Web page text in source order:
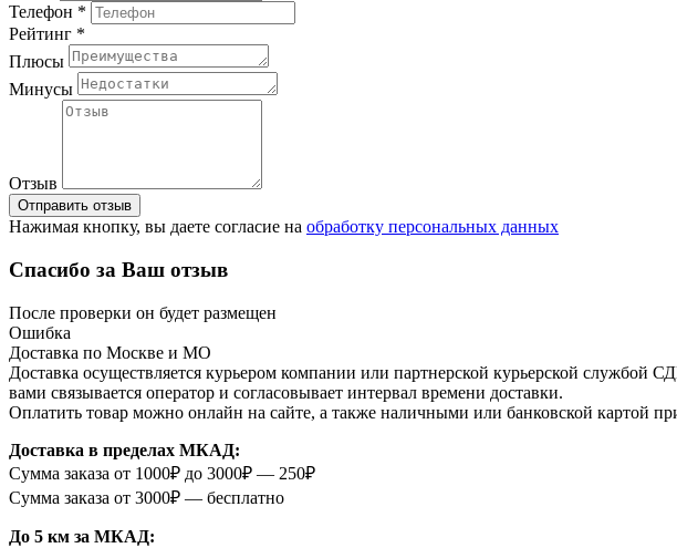
Телефон *
Рейтинг *
Плюсы
Минусы
Отзыв
Отправить отзыв
Нажимая кнопку, вы даете согласие на обработку персональных данных
Спасибо за Ваш отзыв
После проверки он будет размещен
Ошибка
Доставка по Москве и МО
Доставка осуществляется курьером компании или партнерской курьерской службой
вами связывается оператор и согласовывает интервал времени доставки.
Оплатить товар можно онлайн на сайте, а также наличными или банковской картой
Доставка в пределах МКАД:
Сумма заказа от 1000₽ до 3000₽ — 250₽
Сумма заказа от 3000₽ — бесплатно
До 5 км за МКАД: